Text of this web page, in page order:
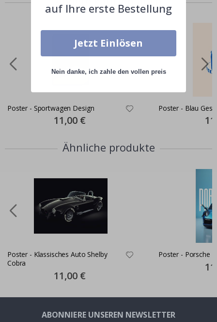
Poster - Sportwagen Design
Special
Price
11,00 €
Poster - Blau
Ähnliche produkte
Poster - Klassisches Auto Shelby
Cobra
Special
Price
11,00 €
Poster - Porsche
ABONNIERE UNSEREN NEWSLETTER
auf Ihre erste Bestellung
Jetzt Einlösen
Nein danke, ich zahle den vollen preis